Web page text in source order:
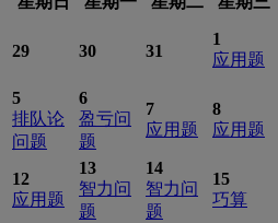
29 30 31
1
应用题
5
排队论
问题
6
盈亏问
题
7
应用题
8
应用题
12
应用题
13
智力问
题
14
智力问
题
15
巧算